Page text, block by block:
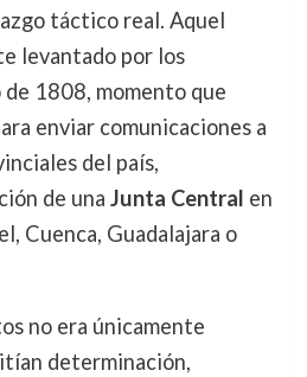
táctico real. Aquel
levantado por los
1808, momento que
enviar comunicaciones a
del país,
de una Junta Central en
Cuenca, Guadalajara o
no era únicamente
determinación,